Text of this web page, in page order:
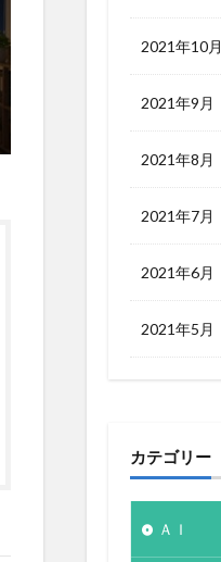
2021年10月
2021年9月
2021年8月
2021年7月
2021年6月
2021年5月
カテゴリー
ＡＩ